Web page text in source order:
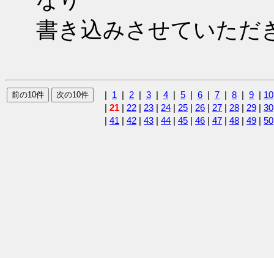
書き込みさせていただ
| 1 | 2 | 3 | 4 | 5 | 6 | 7 | 8 | 9 | 10
| 21 | 22 | 23 | 24 | 25 | 26 | 27 | 28 | 29 | 30
| 41 | 42 | 43 | 44 | 45 | 46 | 47 | 48 | 49 | 50